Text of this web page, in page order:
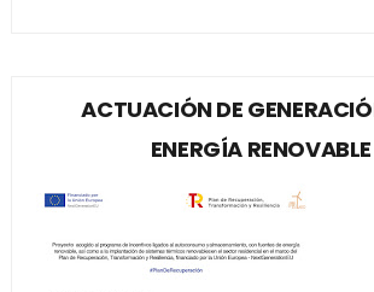
ACTUACIÓN DE
ENERGÍA RENOVABLE